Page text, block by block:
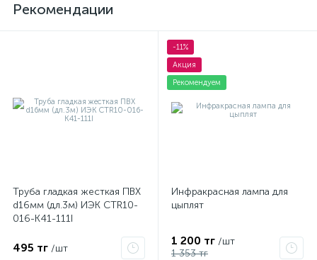
Рекомендации
Труба гладкая жесткая ПВХ
d16мм (дл.3м) ИЭК CTR10-
016-K41-111I
495 тг /шт
-11%
Акция
Рекомендуем
Инфракрасная лампа для
цыплят
1 200 тг /шт
1 353 тг